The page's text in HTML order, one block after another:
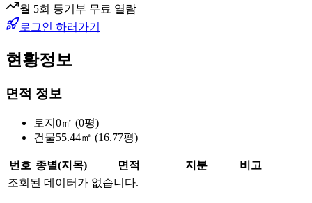
월 5회 등기부 무료 열람
로그인 하러가기
현황정보
면적 정보
토지 0㎡ (0평)
건물55.44㎡ (16.77평)
번호 종별(지목) 면적 지분
비고
조회된 데이터가 없습니다.